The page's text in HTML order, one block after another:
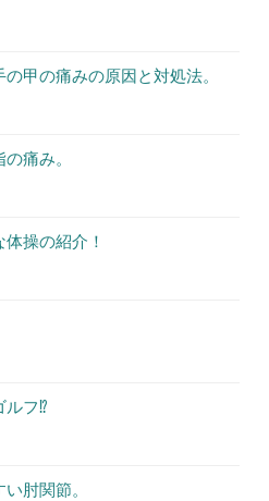
甲の痛みの原因と対処法。
痛み。
操の紹介！
ルフ⁉︎
肘関節。